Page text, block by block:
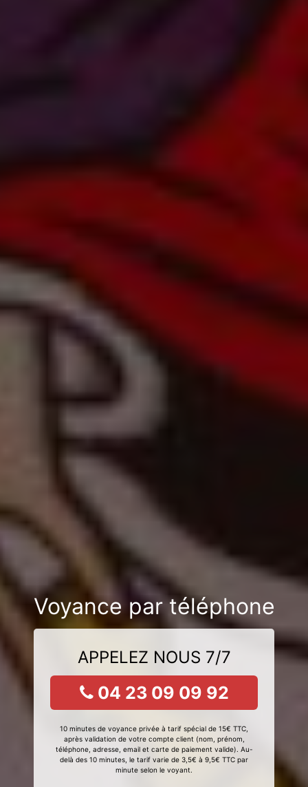
Voyance par téléphone
APPELEZ NOUS 7/7
04 23 09 09 92
10 minutes de voyance privée à tarif spécial de 15€ TTC,
après validation de votre compte client (nom, prénom,
téléphone, adresse, email et carte de paiement valide). Au-
delà des 10 minutes, le tarif varie de 3,5€ à 9,5€ TTC par
minute selon le voyant.